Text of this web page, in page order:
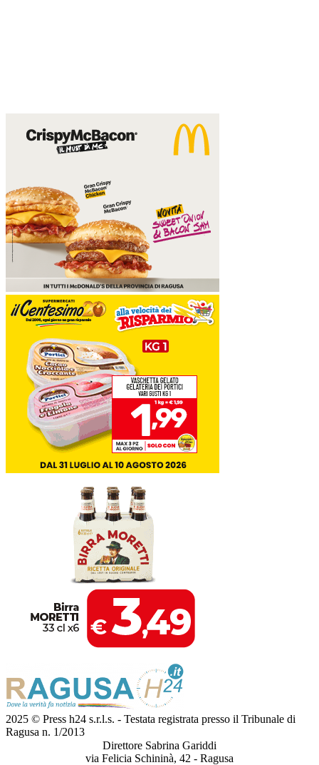
2025 © Press h24 s.r.l.s. - Testata registrata presso il Tribunale di
Ragusa n. 1/2013
Direttore Sabrina Gariddi
via Felicia Schininà, 42 - Ragusa